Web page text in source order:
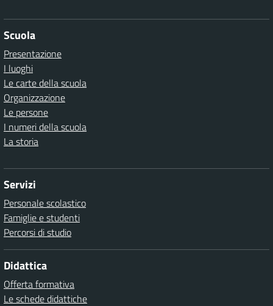
Scuola
Presentazione
I luoghi
Le carte della scuola
Organizzazione
Le persone
I numeri della scuola
La storia
Servizi
Personale scolastico
Famiglie e studenti
Percorsi di studio
Didattica
Offerta formativa
Le schede didattiche